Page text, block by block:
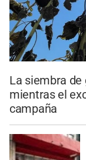
La siembra de
mientras el
campaña